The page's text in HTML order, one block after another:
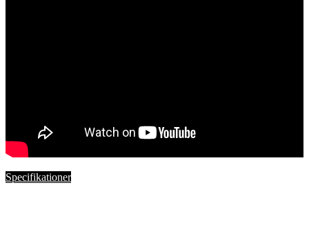
Specifikationer